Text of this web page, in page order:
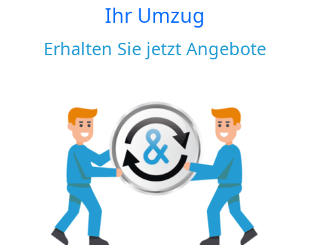
Ihr Umzug
Erhalten Sie jetzt Angebote